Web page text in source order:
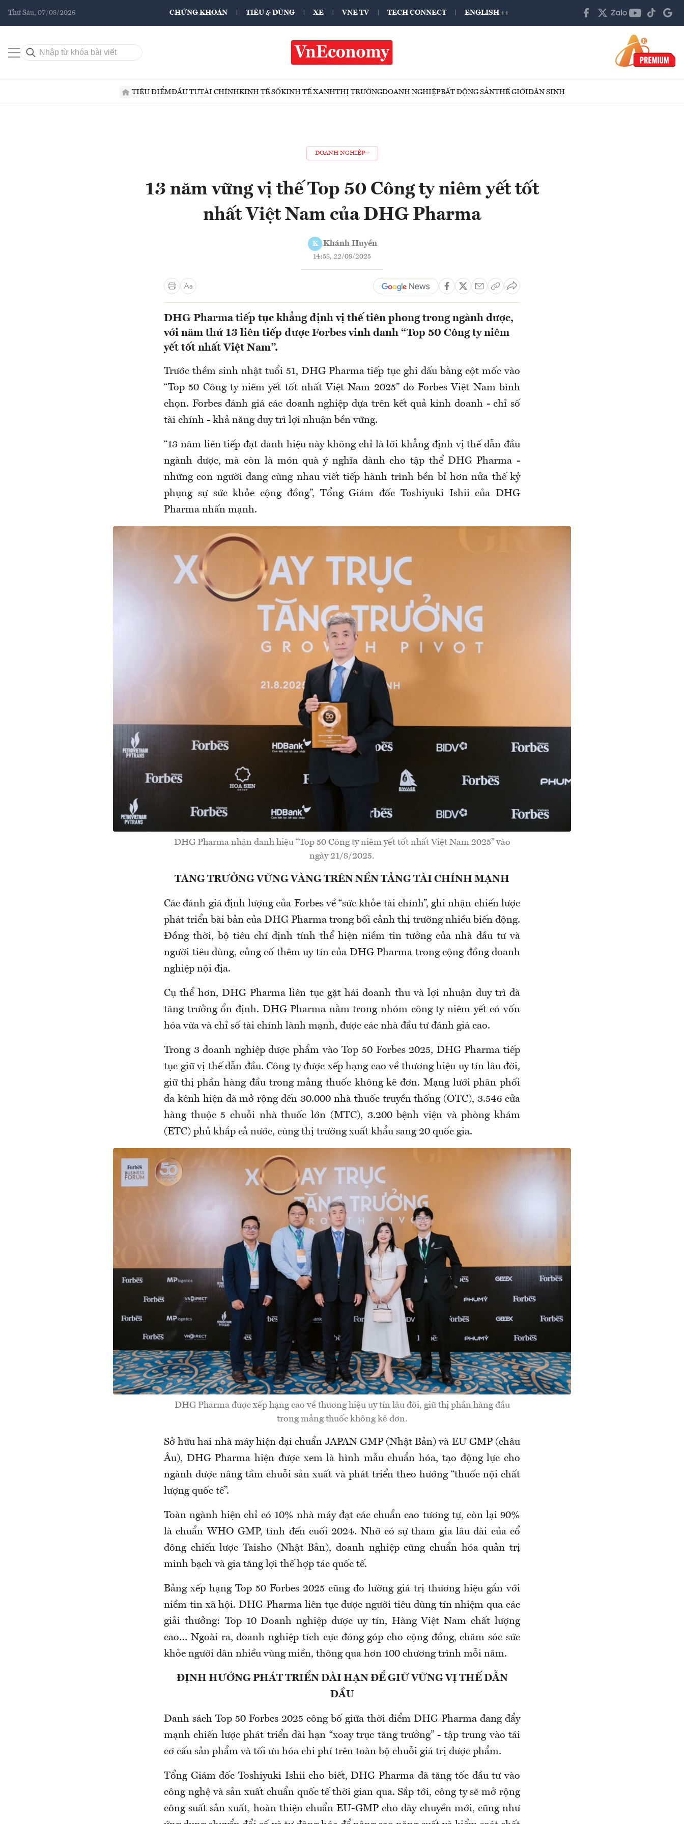
Thứ Sáu, 07/08/2026 CHỨNG KHOÁN TIÊU & DÙNG XE VNE TV TECH CONNECT ENGLISH ++
TIÊU ĐIỂMĐẦU TƯTÀI CHÍNHKINH TẾ SỐKINH TẾ XANHTHỊ TRƯỜNGDOANH NGHIỆPBẤT ĐỘNG SẢNTHẾ GIỚIDÂN SINH
DOANH NGHIỆP
13 năm vững vị thế Top 50 Công ty niêm yết tốt
nhất Việt Nam của DHG Pharma
K Khánh Huyền
14:58, 22/08/2025
DHG Pharma tiếp tục khẳng định vị thế tiên phong trong ngành dược,
với năm thứ 13 liên tiếp được Forbes vinh danh “Top 50 Công ty niêm
yết tốt nhất Việt Nam”.
Trước thềm sinh nhật tuổi 51, DHG Pharma tiếp tục ghi dấu bằng cột mốc vào
“Top 50 Công ty niêm yết tốt nhất Việt Nam 2025” do Forbes Việt Nam bình
chọn. Forbes đánh giá các doanh nghiệp dựa trên kết quả kinh doanh - chỉ số
tài chính - khả năng duy trì lợi nhuận bền vững.
“13 năm liên tiếp đạt danh hiệu này không chỉ là lời khẳng định vị thế dẫn đầu
ngành dược, mà còn là món quà ý nghĩa dành cho tập thể DHG Pharma -
những con người đang cùng nhau viết tiếp hành trình bền bỉ hơn nửa thế kỷ
phụng sự sức khỏe cộng đồng”, Tổng Giám đốc Toshiyuki Ishii của DHG
Pharma nhấn mạnh.
DHG Pharma nhận danh hiệu “Top 50 Công ty niêm yết tốt nhất Việt Nam 2025” vào
ngày 21/8/2025.
TĂNG TRƯỞNG VỮNG VÀNG TRÊN NỀN TẢNG TÀI CHÍNH MẠNH
Các đánh giá định lượng của Forbes về “sức khỏe tài chính”, ghi nhận chiến lược
phát triển bài bản của DHG Pharma trong bối cảnh thị trường nhiều biến động.
Đồng thời, bộ tiêu chí định tính thể hiện niềm tin tưởng của nhà đầu tư và
người tiêu dùng, củng cố thêm uy tín của DHG Pharma trong cộng đồng doanh
nghiệp nội địa.
Cụ thể hơn, DHG Pharma liên tục gặt hái doanh thu và lợi nhuận duy trì đà
tăng trưởng ổn định. DHG Pharma nằm trong nhóm công ty niêm yết có vốn
hóa vừa và chỉ số tài chính lành mạnh, được các nhà đầu tư đánh giá cao.
Trong 3 doanh nghiệp dược phẩm vào Top 50 Forbes 2025, DHG Pharma tiếp
tục giữ vị thế dẫn đầu. Công ty được xếp hạng cao về thương hiệu uy tín lâu đời,
giữ thị phần hàng đầu trong mảng thuốc không kê đơn. Mạng lưới phân phối
đa kênh hiện đã mở rộng đến 30.000 nhà thuốc truyền thống (OTC), 3.546 cửa
hàng thuộc 5 chuỗi nhà thuốc lớn (MTC), 3.200 bệnh viện và phòng khám
(ETC) phủ khắp cả nước, cùng thị trường xuất khẩu sang 20 quốc gia.
DHG Pharma được xếp hạng cao về thương hiệu uy tín lâu đời, giữ thị phần hàng đầu
trong mảng thuốc không kê đơn.
Sở hữu hai nhà máy hiện đại chuẩn JAPAN GMP (Nhật Bản) và EU GMP (châu
Âu), DHG Pharma hiện được xem là hình mẫu chuẩn hóa, tạo động lực cho
ngành dược nâng tầm chuỗi sản xuất và phát triển theo hướng “thuốc nội chất
lượng quốc tế”.
Toàn ngành hiện chỉ có 10% nhà máy đạt các chuẩn cao tương tự, còn lại 90%
là chuẩn WHO GMP, tính đến cuối 2024. Nhờ có sự tham gia lâu dài của cổ
đông chiến lược Taisho (Nhật Bản), doanh nghiệp cũng chuẩn hóa quản trị
minh bạch và gia tăng lợi thế hợp tác quốc tế.
Bảng xếp hạng Top 50 Forbes 2025 cũng đo lường giá trị thương hiệu gắn với
niềm tin xã hội. DHG Pharma liên tục được người tiêu dùng tín nhiệm qua các
giải thưởng: Top 10 Doanh nghiệp dược uy tín, Hàng Việt Nam chất lượng
cao… Ngoài ra, doanh nghiệp tích cực đóng góp cho cộng đồng, chăm sóc sức
khỏe người dân nhiều vùng miền, thông qua hơn 100 chương trình mỗi năm.
ĐỊNH HƯỚNG PHÁT TRIỂN DÀI HẠN ĐỂ GIỮ VỮNG VỊ THẾ DẪN
ĐẦU
Danh sách Top 50 Forbes 2025 công bố giữa thời điểm DHG Pharma đang đẩy
mạnh chiến lược phát triển dài hạn “xoay trục tăng trưởng” - tập trung vào tái
cơ cấu sản phẩm và tối ưu hóa chi phí trên toàn bộ chuỗi giá trị dược phẩm.
Tổng Giám đốc Toshiyuki Ishii cho biết, DHG Pharma đã tăng tốc đầu tư vào
công nghệ và sản xuất chuẩn quốc tế thời gian qua. Sắp tới, công ty sẽ mở rộng
công suất sản xuất, hoàn thiện chuẩn EU-GMP cho dây chuyền mới, cũng như